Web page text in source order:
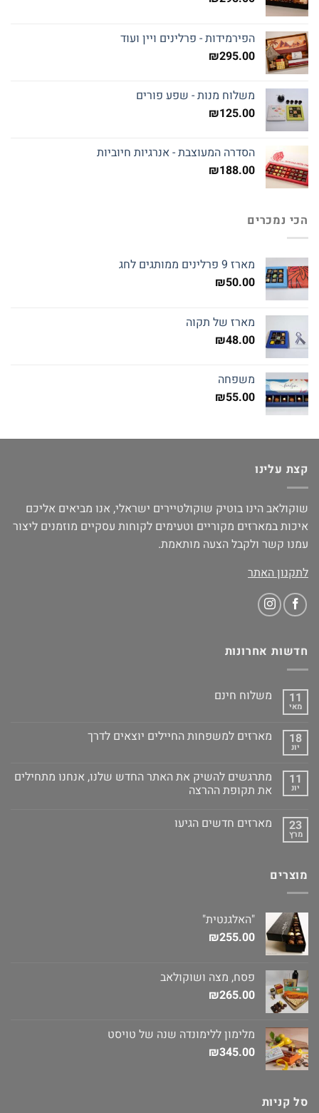
הפירמידות - פרלינים ויין ועוד
₪295.00
משלוח מנות - שפע פורים
₪125.00
הסדרה המעוצבת - אנרגיות חיוביות
₪188.00
הכי נמכרים
מארז 9 פרלינים ממותגים לחג
₪50.00
מארז של תקוה
₪48.00
משפחה
₪55.00
קצת עלינו
שוקולאב הינו בוטיק שוקולטיירים ישראלי, אנו מביאים אליכם
איכות במארזים מקוריים וטעימים לקוחות עסקיים מוזמנים ליצור
עמנו קשר ולקבל הצעה מותאמת.
לתקנון האתר
חדשות אחרונות
11
מאי
משלוח חינם
18
יונ
מארזים למשפחות החיילים יוצאים לדרך
11
יונ
מתרגשים להשיק את האתר החדש שלנו, אנחנו מתחילים
את תקופת ההרצה
23
מרץ
מארזים חדשים הגיעו
מוצרים
"האלגנטית"
₪255.00
פסח, מצה ושוקולאב
₪265.00
מלימון ללימונדה שנה של טויסט
₪345.00
סל קניות